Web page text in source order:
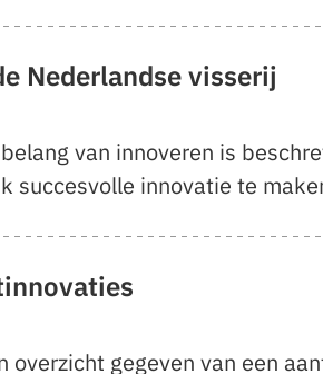
Nederlandse visserij
van innoveren is
succesvolle innovatie te
gegeven van een